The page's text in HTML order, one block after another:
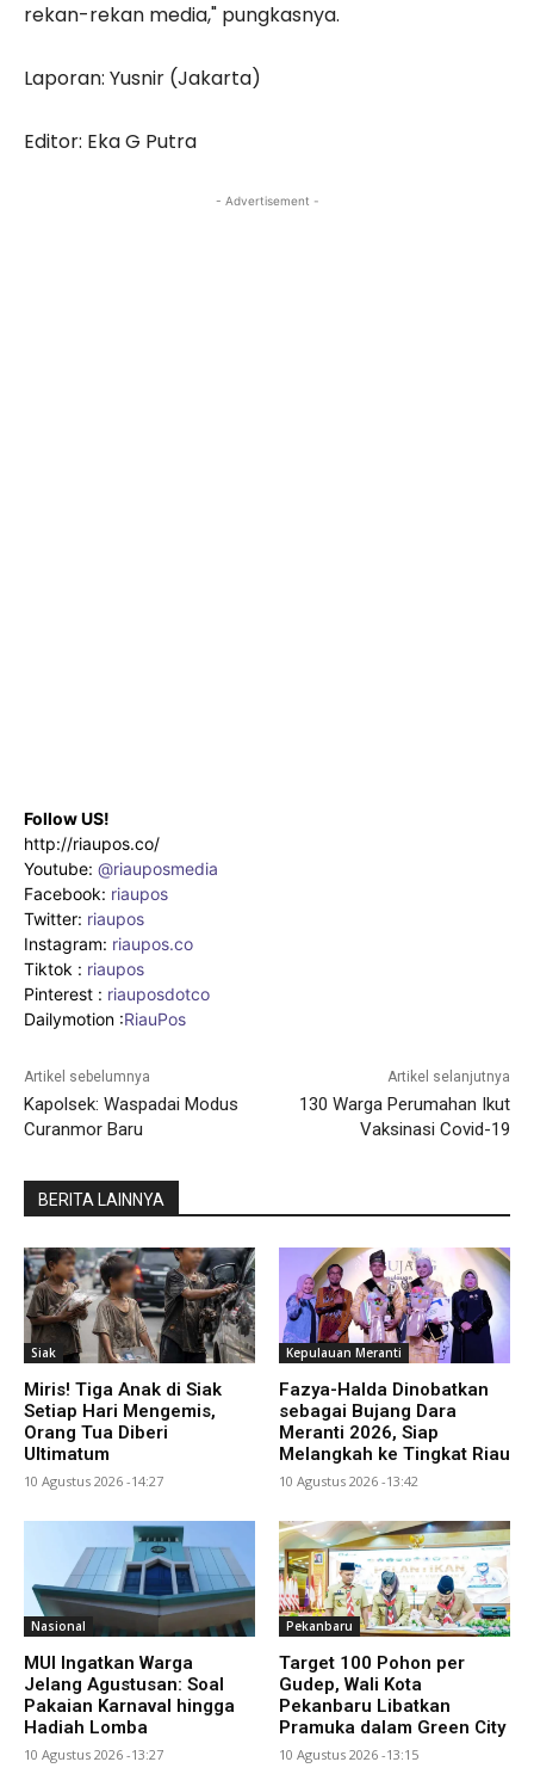
rekan-rekan media," pungkasnya.
Laporan: Yusnir (Jakarta)
Editor: Eka G Putra
- Advertisement -
Follow US!
http://riaupos.co/
Youtube: @riauposmedia
Facebook: riaupos
Twitter: riaupos
Instagram: riaupos.co
Tiktok : riaupos
Pinterest : riauposdotco
Dailymotion :RiauPos
Artikel sebelumnya
Kapolsek: Waspadai Modus
Curanmor Baru
Artikel selanjutnya
130 Warga Perumahan Ikut
Vaksinasi Covid-19
BERITA LAINNYA
Siak
Miris! Tiga Anak di Siak
Setiap Hari Mengemis,
Orang Tua Diberi
Ultimatum
10 Agustus 2026 -14:27
Kepulauan Meranti
Fazya-Halda Dinobatkan
sebagai Bujang Dara
Meranti 2026, Siap
Melangkah ke Tingkat Riau
10 Agustus 2026 -13:42
Nasional
MUI Ingatkan Warga
Jelang Agustusan: Soal
Pakaian Karnaval hingga
Hadiah Lomba
10 Agustus 2026 -13:27
Pekanbaru
Target 100 Pohon per
Gudep, Wali Kota
Pekanbaru Libatkan
Pramuka dalam Green City
10 Agustus 2026 -13:15